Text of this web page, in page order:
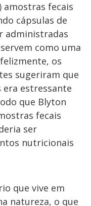
amostras fecais
cápsulas de
administradas
como uma
os
sugeriram que
era estressante
que Blyton
fecais
ser
nutricionais
que vive em
natureza, o que